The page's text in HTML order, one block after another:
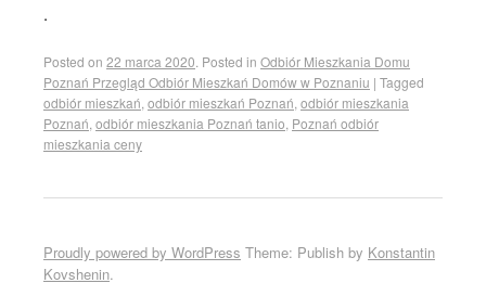
.
Posted on 22 marca 2020 Posted in Odbiór Mieszkania Domu
Poznań Przegląd Odbiór Mieszkań Domów w Poznaniu | Tagged
odbiór mieszkań odbiór mieszkań Poznań odbiór mieszkania
Poznań odbiór mieszkania Poznań tanio Poznań odbiór
mieszkania ceny
Proudly powered by WordPress Theme: Publish by Konstantin
Kovshenin.